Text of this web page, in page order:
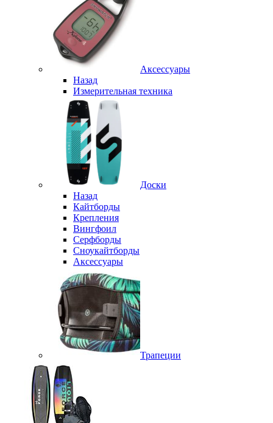
Аксессуары
Назад
Измерительная техника
Доски
Назад
Кайтборды
Крепления
Вингфоил
Серфборды
Сноукайтборды
Аксессуары
Трапеции